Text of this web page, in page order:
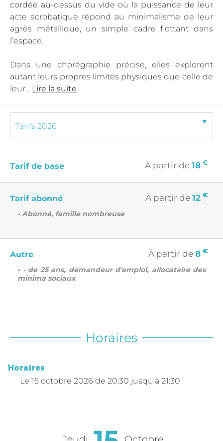
cordée au-dessus du vide où la puissance de leur
acte acrobatique répond au minimalisme de leur
agrès métallique, un simple cadre flottant dans
l’espace.
Dans une chorégraphie précise, elles explorent
autant leurs propres limites physiques que celle de
leur... Lire la suite
Tarif de base À partir de 18 €
Tarif abonné À partir de 12 €
• Abonné, famille nombreuse
Autre À partir de 8 €
• - de 25 ans, demandeur d'emploi, allocataire des
minima sociaux
Horaires
Horaires
Le 15 octobre 2026 de 20:30 jusqu'à 21:30